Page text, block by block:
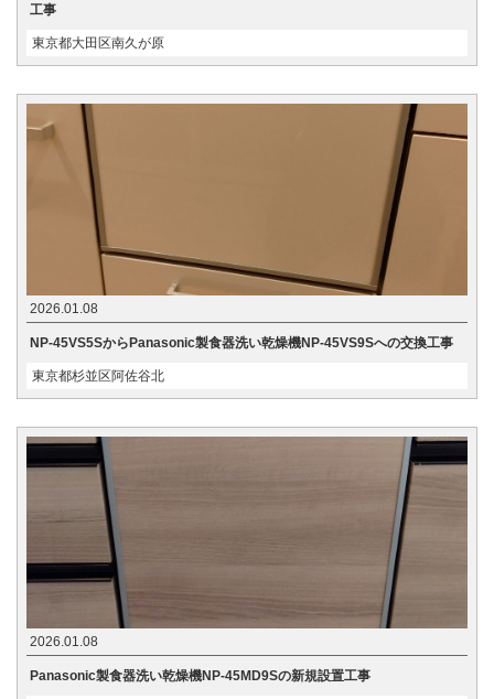
工事
東京都大田区南久が原
2026.01.08
NP-45VS5SからPanasonic製食器洗い乾燥機NP-45VS9Sへの交換工事
東京都杉並区阿佐谷北
2026.01.08
Panasonic製食器洗い乾燥機NP-45MD9Sの新規設置工事